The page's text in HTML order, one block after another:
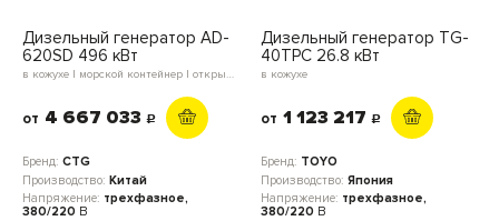
Дизельный генератор AD-
620SD 496 кВт
в кожухе | морской контейнер | открытое исполнение | блок-контейнер
от 4 667 033 c
Бренд: CTG
Производство: Китай
Напряжение: трехфазное,
380/220 В
Дизельный генератор TG-
40TPC 26.8 кВт
в кожухе
от 1 123 217 c
Бренд: TOYO
Производство: Япония
Напряжение: трехфазное,
380/220 В